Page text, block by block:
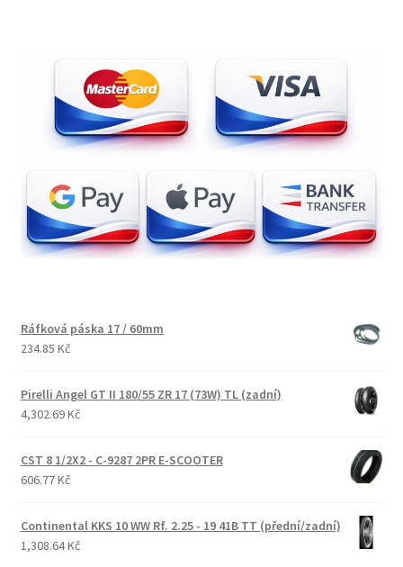
Ráfková páska 17 / 60mm
234.85 Kč
Pirelli Angel GT II 180/55 ZR 17 (73W) TL (zadní)
4,302.69 Kč
CST 8 1/2X2 - C-9287 2PR E-SCOOTER
606.77 Kč
Continental KKS 10 WW Rf. 2.25 - 19 41B TT (přední/zadní)
1,308.64 Kč